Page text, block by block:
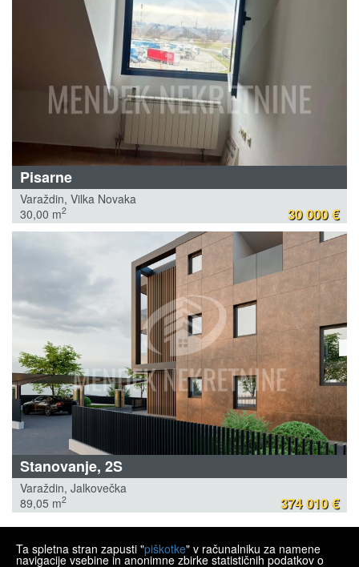
Pisarne
Varaždin, Vilka Novaka
30,00 m2 30 000 €
Stanovanje, 2S
Varaždin, Jalkovečka
89,05 m2 374 010 €
MENDEK NEKRETNINE
Ta spletna stran zapusti "piškotke" v računalniku za namene
navigacije vsebine in anonimne zbirke statističnih podatkov o